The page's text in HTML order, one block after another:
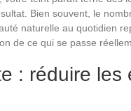
Bien souvent, le
naturelle au quotidien
de ce qui se passe
: réduire les